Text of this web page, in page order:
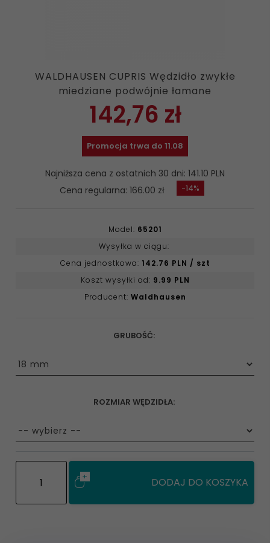
WALDHAUSEN CUPRIS Wędzidło zwykłe
miedziane podwójnie łamane
-14%
142,76 zł
Promocja trwa do 11.08
Najniższa cena z ostatnich 30 dni: 141.10 PLN
Cena regularna: 166.00 zł
Model: 65201
Wysyłka w ciągu:
Cena jednostkowa: 142.76 PLN / szt
Koszt wysyłki od: 9.99 PLN
Producent: Waldhausen
GRUBOŚĆ:
options[11]
ROZMIAR WĘDZIDŁA:
options[28]
DODAJ DO KOSZYKA